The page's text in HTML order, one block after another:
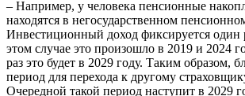
– Например, у человека пенсионные
находятся в негосударственном
Инвестиционный доход фиксируется один
этом случае это произошло в 2019 и 2024
раз это будет в 2029 году. Таким образом,
период для перехода к другому
Очередной такой период наступит в 2029